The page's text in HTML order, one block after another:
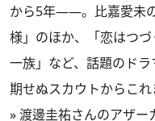
から5年――。比嘉愛未
様」のほか、「恋はつ
一族」など、話題のド
期せぬスカウトからこれ
»渡邊圭祐さんのアザー